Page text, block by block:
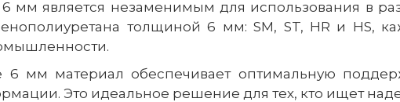
мм является незаменимым для использования в
толщиной 6 мм: SM, ST, HR и HS,
6 мм материал обеспечивает оптимальную
Это идеальное решение для тех, кто ищет